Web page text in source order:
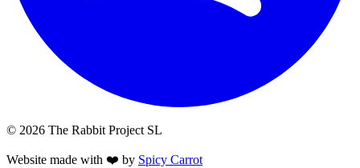
© 2026 The Rabbit Project SL
Website made with ❤️ by Spicy Carrot